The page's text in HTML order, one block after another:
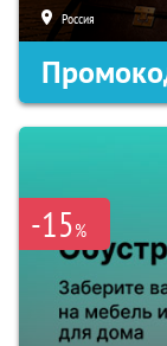
Россия
-15%